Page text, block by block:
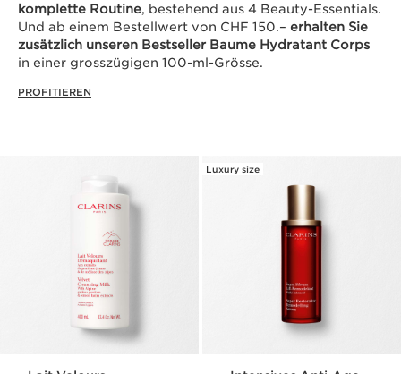
komplette Routine, bestehend aus 4 Beauty-Essentials.
Und ab einem Bestellwert von CHF 150.– erhalten Sie
zusätzlich unseren Bestseller Baume Hydratant Corps
in einer grosszügigen 100-ml-Grösse.
PROFITIEREN
Luxury size